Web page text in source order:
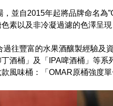
並自2015年起將品牌命名為
素以及非冷凝過濾的色澤呈
過往豐富的水果酒釀製經驗及
酒桶」及「IPA啤酒桶」等
風味桶：「OMAR原桶強度